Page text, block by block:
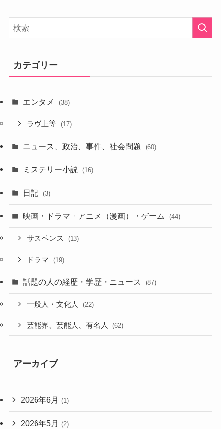
カテゴリー
エンタメ (38)
ラヴ上等 (17)
ニュース、政治、事件、社会問題 (60)
ミステリー小説 (16)
日記 (3)
映画・ドラマ・アニメ（漫画）・ゲーム (44)
サスペンス (13)
ドラマ (19)
話題の人の経歴・学歴・ニュース (87)
一般人・文化人 (22)
芸能界、芸能人、有名人 (62)
アーカイブ
2026年6月 (1)
2026年5月 (2)